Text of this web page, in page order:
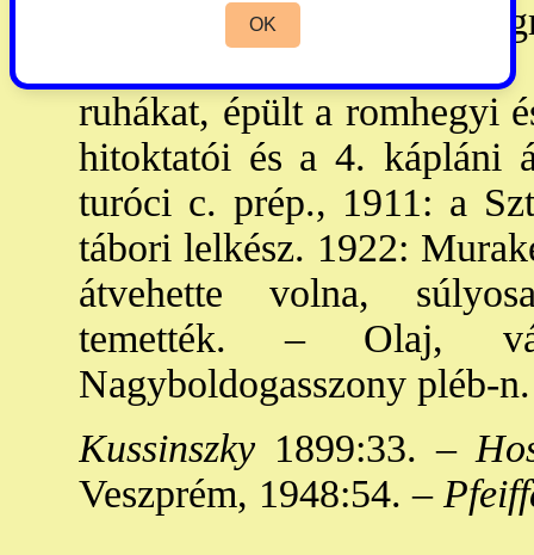
Úrihölgyek Mária
Szociális Misszió Társ-
ruhákat, épült a romhegyi
hitoktatói és a 4. kápláni
turóci c. prép., 1911: a
tábori lelkész. 1922:
átvehette volna,
temették. – Olaj,
Nagyboldogasszony pléb-
Kussinszky 1899:33. –
Veszprém, 1948:54. –
OK